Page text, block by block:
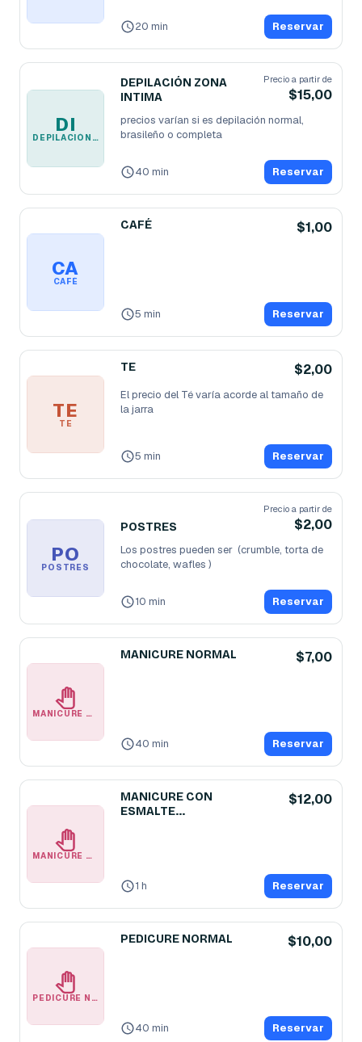
20 min Reservar
DI
DEPILACIÓN ZONA INTIMA
DEPILACIÓN ZONA
INTIMA
Precio a partir de
$15,00
precios varían si es depilación normal,
brasileño o completa
40 min Reservar
CA
CAFÉ
CAFÉ $1,00
5 min Reservar
TE
TE
TE $2,00
El precio del Té varía acorde al tamaño de
la jarra
5 min Reservar
PO
POSTRES
POSTRES
Precio a partir de
$2,00
Los postres pueden ser  (crumble, torta de
chocolate, wafles )
10 min Reservar
MANICURE NORMAL
MANICURE NORMAL $7,00
40 min Reservar
MANICURE CON ESMALTE SEMIPERMANENTE
MANICURE CON
ESMALTE
$12,00
1 h Reservar
PEDICURE NORMAL
PEDICURE NORMAL $10,00
40 min Reservar